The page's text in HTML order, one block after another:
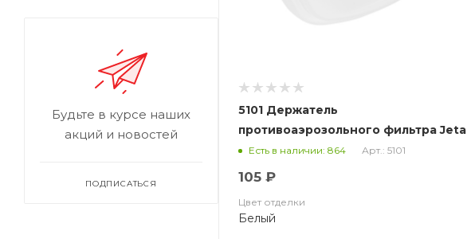
5101 Держатель
противоаэрозольного фильтра Jeta
Safety
Есть в наличии: 864 Арт.: 5101
105 ₽
Цвет отделки
Белый
Будьте в курсе наших
акций и новостей
ПОДПИСАТЬСЯ